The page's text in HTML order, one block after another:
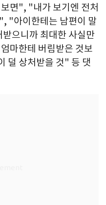
면", "내가 보기엔 전처
"아이한테는 남편이 말
으니까 최대한 사실만
마한테 버림받은 것보
덜 상처받을 것" 등 댓